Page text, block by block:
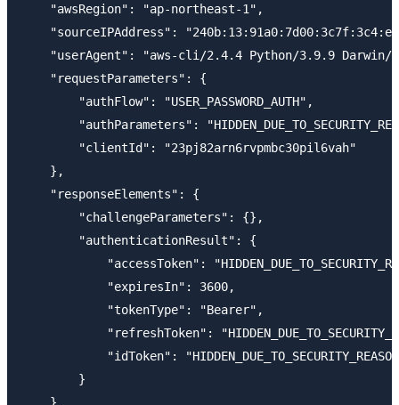
    "awsRegion": "ap-northeast-1",
"sourceIPAddress":
"userAgent": "aws-cli/2.4.4 Python/3.9.9
    "requestParameters": {
        "authFlow": "USER_PASSWORD_AUTH",
"authParameters":
        "clientId": "23pj82arn6rvpmbc30pil6vah"
    },
    "responseElements": {
        "challengeParameters": {},
        "authenticationResult": {
"accessToken":
            "expiresIn": 3600,
            "tokenType": "Bearer",
"refreshToken":
"idToken":
        }